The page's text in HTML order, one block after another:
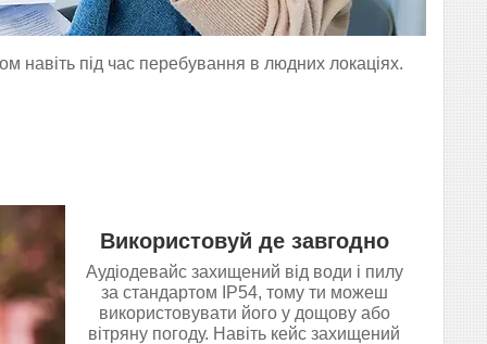
навіть під час перебування в людних локаціях.
Використовуй де завгодно
Аудіодевайс захищений від води і пилу
за стандартом IP54, тому ти можеш
використовувати його у дощову або
вітряну погоду. Навіть кейс захищений